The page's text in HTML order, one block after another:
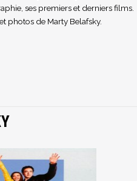
ses premiers et derniers films.
photos de Marty Belafsky.